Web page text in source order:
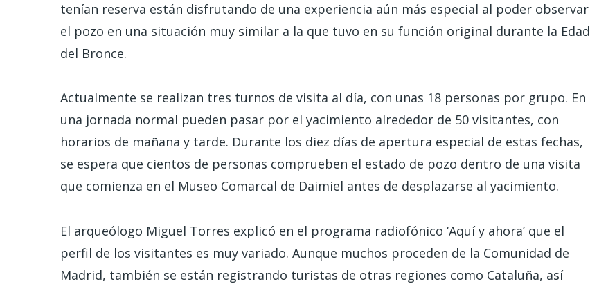
tenían reserva están disfrutando de una experiencia aún más especial al poder observar
el pozo en una situación muy similar a la que tuvo en su función original durante la Edad
del Bronce.
Actualmente se realizan tres turnos de visita al día, con unas 18 personas por grupo. En
una jornada normal pueden pasar por el yacimiento alrededor de 50 visitantes, con
horarios de mañana y tarde. Durante los diez días de apertura especial de estas fechas,
se espera que cientos de personas comprueben el estado de pozo dentro de una visita
que comienza en el Museo Comarcal de Daimiel antes de desplazarse al yacimiento.
El arqueólogo Miguel Torres explicó en el programa radiofónico ‘Aquí y ahora’ que el
perfil de los visitantes es muy variado. Aunque muchos proceden de la Comunidad de
Madrid, también se están registrando turistas de otras regiones como Cataluña, así